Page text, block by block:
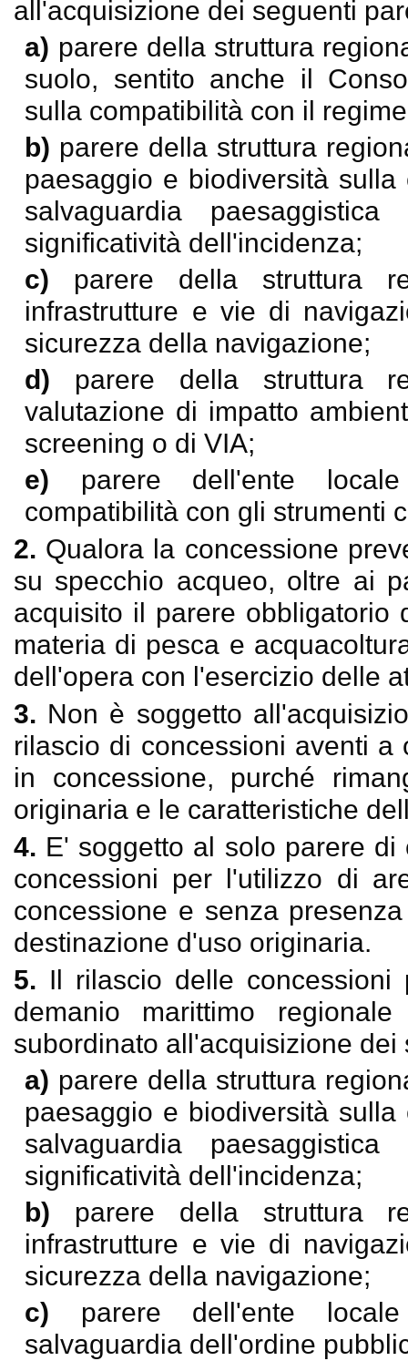
all'acquisizione dei seguenti
a) parere della struttura
suolo, sentito anche il
sulla compatibilità con il
b) parere della struttura
paesaggio e biodiversità
salvaguardia
significatività dell'incidenza;
c) parere della struttura
infrastrutture e vie di
sicurezza della navigazione;
d) parere della struttura
valutazione di impatto
screening o di VIA;
e) parere dell'ente
compatibilità con gli strumenti
2. Qualora la concessione
su specchio acqueo, oltre ai
acquisito il parere obbligatorio
materia di pesca e
dell'opera con l'esercizio delle
3. Non è soggetto
rilascio di concessioni aventi
in concessione, purché
originaria e le caratteristiche
4. E' soggetto al solo parere
concessioni per l'utilizzo di
concessione e senza
destinazione d'uso originaria.
5. Il rilascio delle
demanio marittimo
subordinato all'acquisizione
a) parere della struttura
paesaggio e biodiversità
salvaguardia
significatività dell'incidenza;
b) parere della struttura
infrastrutture e vie di
sicurezza della navigazione;
c) parere dell'ente
salvaguardia dell'ordine